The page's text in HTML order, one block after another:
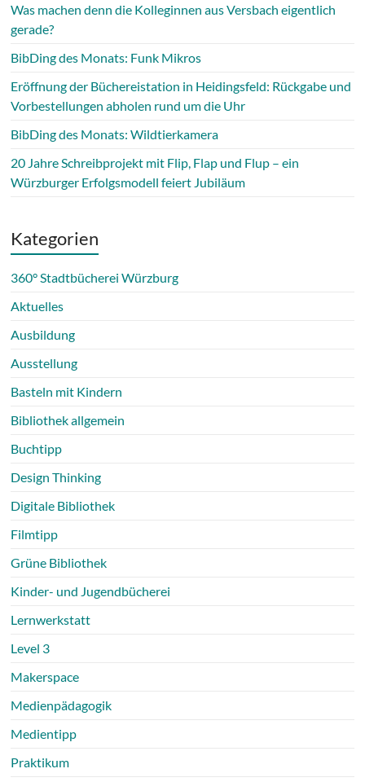
Was machen denn die Kolleginnen aus Versbach eigentlich
gerade?
BibDing des Monats: Funk Mikros
Eröffnung der Büchereistation in Heidingsfeld: Rückgabe und
Vorbestellungen abholen rund um die Uhr
BibDing des Monats: Wildtierkamera
20 Jahre Schreibprojekt mit Flip, Flap und Flup – ein
Würzburger Erfolgsmodell feiert Jubiläum
Kategorien
360° Stadtbücherei Würzburg
Aktuelles
Ausbildung
Ausstellung
Basteln mit Kindern
Bibliothek allgemein
Buchtipp
Design Thinking
Digitale Bibliothek
Filmtipp
Grüne Bibliothek
Kinder- und Jugendbücherei
Lernwerkstatt
Level 3
Makerspace
Medienpädagogik
Medientipp
Praktikum